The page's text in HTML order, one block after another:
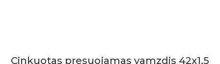
Cinkuotas presuojamas vamzdis 42x1,5